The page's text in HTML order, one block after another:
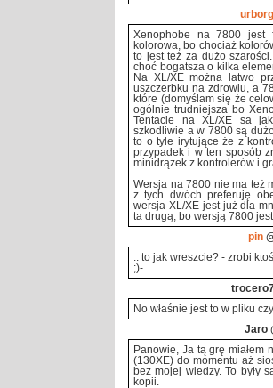
urborg
Xenophobe na 7800 jest
kolorowa, bo chociaż
to jest też za dużo
choć bogatsza o kilka
Na XL/XE można łatwo
uszczerbku na zdrowiu, a
które (domyślam się że
ogólnie trudniejsza bo
Tentacle na XL/XE sa
szkodliwie a w 7800 są
to o tyle irytujące że z
przypadek i w ten sposób
minidrązek z kontrolerów i
Wersja na 7800 nie ma też
z tych dwóch preferuję
wersja XL/XE jest już dla
ta drugą, bo wersją 7800
pin
.. to jak wreszcie? - zrobi
;)-
No właśnie jest to w pliku
Jaro
Panowie, Ja tą grę miałem
(130XE) do momentu aż
bez mojej wiedzy. To były
kopii.